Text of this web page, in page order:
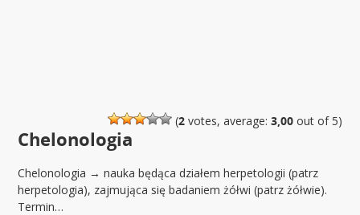
(2votes, average: 3,00out of 5)
Chelonologia
Chelonologia → nauka będąca działem herpetologii (patrz
herpetologia), zajmująca się badaniem żółwi (patrz żółwie).
Termin…